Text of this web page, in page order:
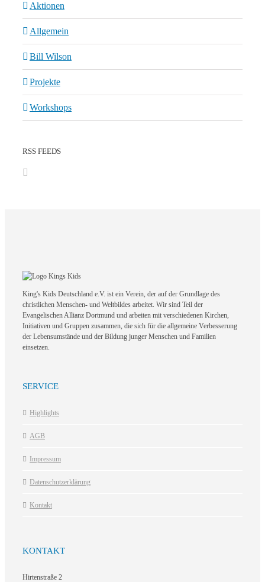
Aktionen
Allgemein
Bill Wilson
Projekte
Workshops
RSS FEEDS
King's Kids Deutschland e.V. ist ein Verein, der auf der Grundlage des
christlichen Menschen- und Weltbildes arbeitet. Wir sind Teil der
Evangelischen Allianz Dortmund und arbeiten mit verschiedenen Kirchen,
Initiativen und Gruppen zusammen, die sich für die allgemeine Verbesserung
der Lebensumstände und der Bildung junger Menschen und Familien
einsetzen.
SERVICE
Highlights
AGB
Impressum
Datenschutzerklärung
Kontakt
KONTAKT
Hirtenstraße 2